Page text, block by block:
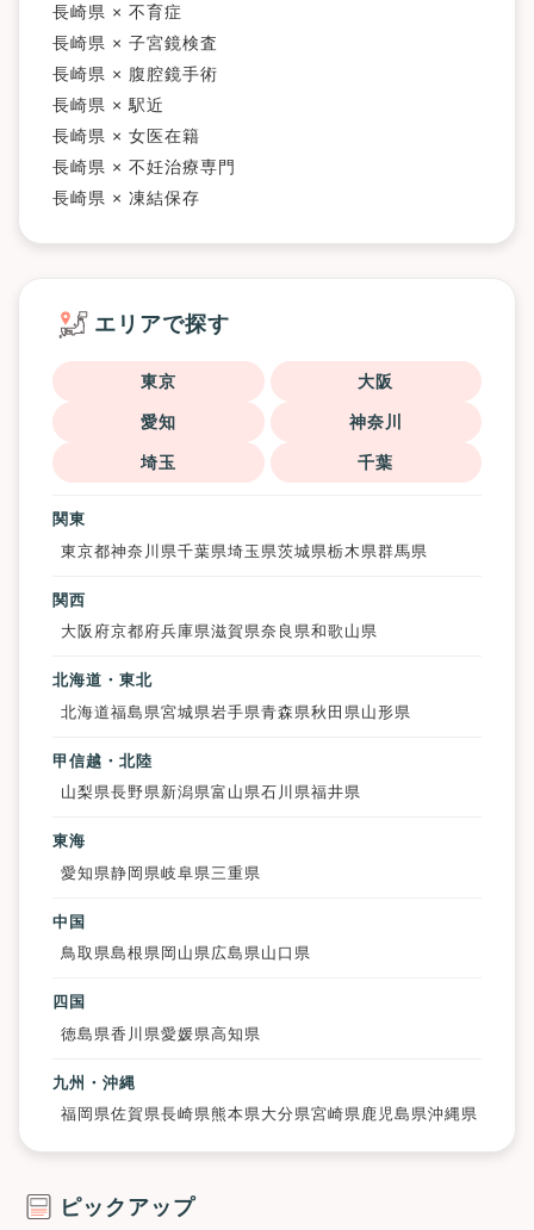
長崎県 × 不育症
長崎県 × 子宮鏡検査
長崎県 × 腹腔鏡手術
長崎県 × 駅近
長崎県 × 女医在籍
長崎県 × 不妊治療専門
長崎県 × 凍結保存
エリアで探す
東京 大阪
愛知 神奈川
埼玉 千葉
関東
東京都神奈川県千葉県埼玉県茨城県栃木県群馬県
関西
大阪府京都府兵庫県滋賀県奈良県和歌山県
北海道・東北
北海道福島県宮城県岩手県青森県秋田県 山形県
甲信越・北陸
山梨県長野県新潟県富山県石川県福井県
東海
愛知県静岡県岐阜県 三重県
中国
鳥取県島根県 岡山県広島県山口県
四国
徳島県香川県愛媛県高知県
九州・沖縄
福岡県佐賀県長崎県熊本県大分県宮崎県鹿児島県沖縄県
ピックアップ